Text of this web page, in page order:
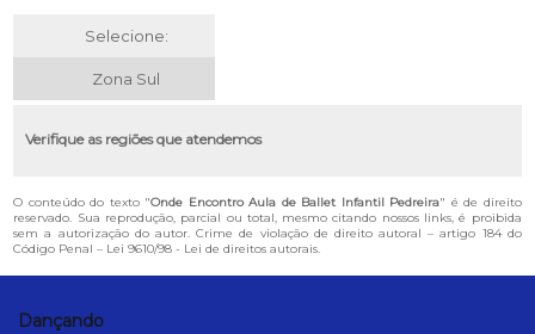
Selecione:
Zona Sul
Verifique as regiões que atendemos
O conteúdo do texto "Onde Encontro Aula de Ballet Infantil Pedreira" é de direito
reservado. Sua reprodução, parcial ou total, mesmo citando nossos links, é proibida
sem a autorização do autor. Crime de violação de direito autoral – artigo 184 do
Código Penal – Lei 9610/98 - Lei de direitos autorais.
Dançando